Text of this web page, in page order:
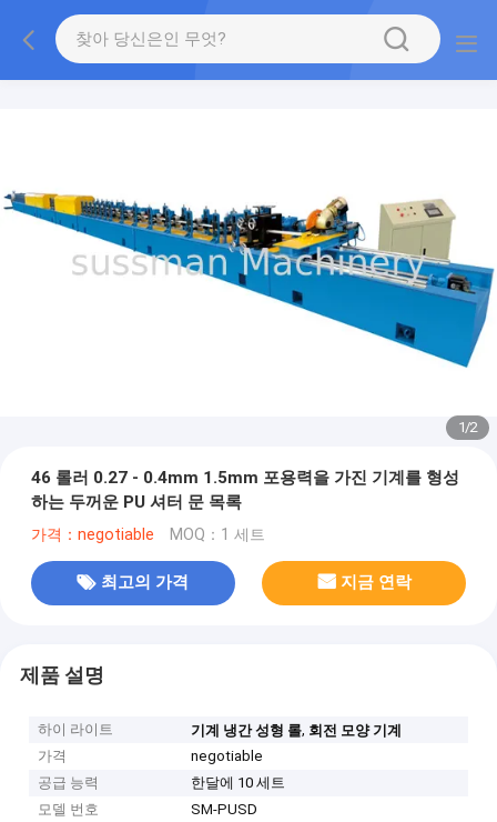
1/2
46 롤러 0.27 - 0.4mm 1.5mm 포용력을 가진 기계를 형성
하는 두꺼운 PU 셔터 문 목록
가격：negotiable MOQ：1 세트
최고의 가격 지금 연락
제품 설명
하이 라이트 기계 냉간 성형 롤, 회전 모양 기계
가격
negotiable
공급 능력
한달에 10 세트
모델 번호
SM-PUSD